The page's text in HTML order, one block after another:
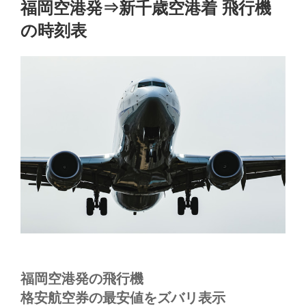
日:
福岡空港発⇒新千歳空港着 飛行機
の時刻表
福岡空港発の飛行機
格安航空券の最安値をズバリ表示